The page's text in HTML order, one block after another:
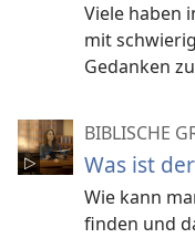
Viele haben
mit
Gedanken
BIBLISCHE
Was ist
Wie kann
finden und